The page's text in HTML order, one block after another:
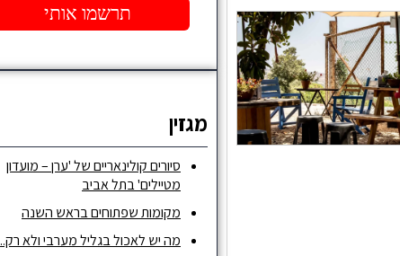
מגזין
סיורים קולינאריים של 'ערן – מועדון
מטיילים' בתל אביב
מקומות שפתוחים בראש השנה
מה יש לאכול בגליל מערבי ולא רק..